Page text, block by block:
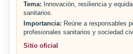
Tema: Innovación, resiliencia y
sanitarios.
Importancia: Reúne a responsables
profesionales sanitarios y sociedad
Sitio oficial